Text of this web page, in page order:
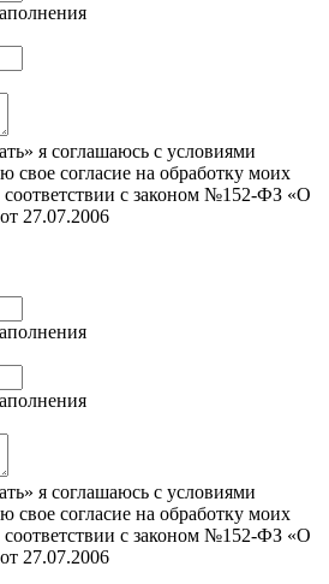
я соглашаюсь с условиями
свое согласие на обработку моих
с законом №152-ФЗ «О
27.07.2006
я соглашаюсь с условиями
свое согласие на обработку моих
с законом №152-ФЗ «О
27.07.2006